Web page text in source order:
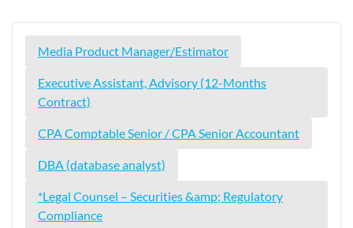
Media Product Manager/Estimator
Executive Assistant, Advisory (12-Months
Contract)
CPA Comptable Senior / CPA Senior Accountant
DBA (database analyst)
*Legal Counsel – Securities &amp; Regulatory
Compliance